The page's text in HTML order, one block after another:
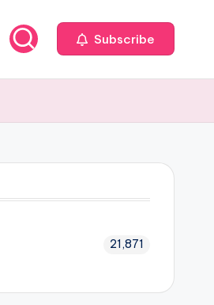
Subscribe
21,871